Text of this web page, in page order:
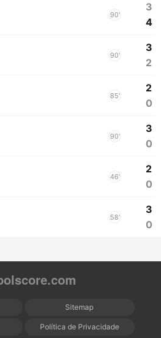
90'
3
4
90'
3
2
85'
2
0
90'
3
0
46'
2
0
58'
3
0
Sitemap
Política de Privacidade